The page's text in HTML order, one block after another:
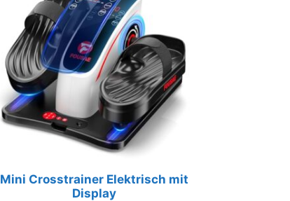
Mini Crosstrainer Elektrisch mit
Display